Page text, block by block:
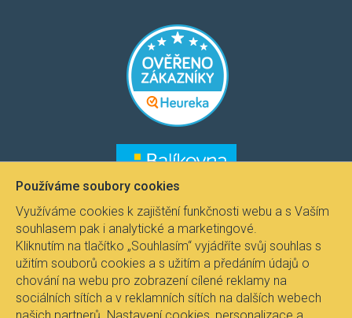
Používáme soubory cookies
Využíváme cookies k zajištění funkčnosti webu a s Vaším
souhlasem pak i analytické a marketingové.
Kliknutím na tlačítko „Souhlasím“ vyjádříte svůj souhlas s
užitím souborů cookies a s užitím a předáním údajů o
chování na webu pro zobrazení cílené reklamy na
sociálních sítích a v reklamních sítích na dalších webech